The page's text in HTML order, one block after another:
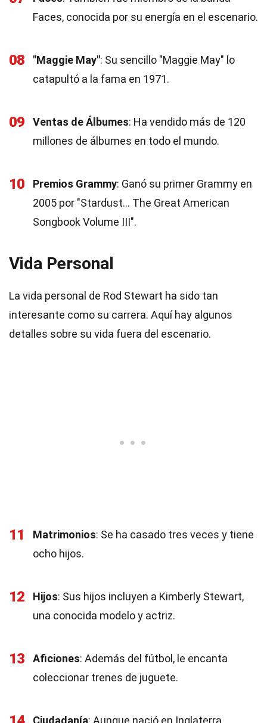
Faces, conocida por su energía en el escenario.
08 "Maggie May": Su sencillo "Maggie May" lo
catapultó a la fama en 1971.
09 Ventas de Álbumes: Ha vendido más de 120
millones de álbumes en todo el mundo.
10 Premios Grammy: Ganó su primer Grammy en
2005 por "Stardust… The Great American
Songbook Volume III".
Vida Personal
La vida personal de Rod Stewart ha sido tan
interesante como su carrera. Aquí hay algunos
detalles sobre su vida fuera del escenario.
11 Matrimonios: Se ha casado tres veces y tiene
ocho hijos.
12 Hijos: Sus hijos incluyen a Kimberly Stewart,
una conocida modelo y actriz.
13 Aficiones: Además del fútbol, le encanta
coleccionar trenes de juguete.
Ciudadanía: Aunque nació en Inglaterra,